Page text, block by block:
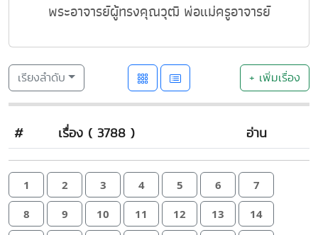
พระอาจารย์ผู้ทรงคุณวุฒิ พ่อแม่ครูอาจารย์
เรียงลำดับ + เพิ่มเรื่อง
# เรื่อง ( 3788 ) อ่าน
1 2 3 4 5 6 7
8 9 10 11 12 13 14